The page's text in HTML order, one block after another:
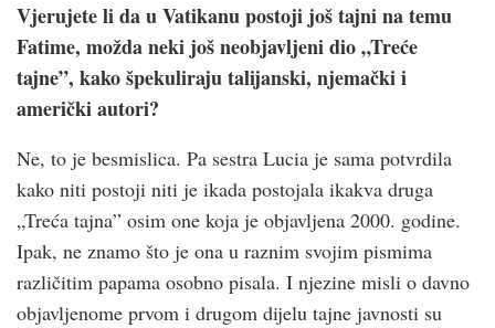
Vjerujete li da u Vatikanu postoji još tajni na temu
Fatime, možda neki još neobjavljeni dio „Treće
tajne”, kako špekuliraju talijanski, njemački i
američki autori?
Ne, to je besmislica. Pa sestra Lucia je sama potvrdila
kako niti postoji niti je ikada postojala ikakva druga
„Treća tajna” osim one koja je objavljena 2000. godine.
Ipak, ne znamo što je ona u raznim svojim pismima
različitim papama osobno pisala. I njezine misli o davno
objavljenome prvom i drugom dijelu tajne javnosti su